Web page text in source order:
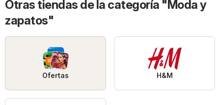
Otras tiendas de la categoría "Moda y
zapatos"
Ofertas H&M